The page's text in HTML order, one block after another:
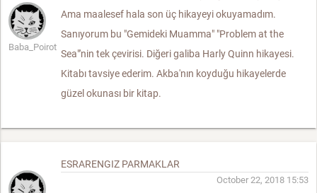
Baba_Poirot
Ama maalesef hala son üç hikayeyi okuyamadım.
Sanıyorum bu "Gemideki Muamma" "Problem at the
Sea"'nin tek çevirisi. Diğeri galiba Harly Quinn hikayesi.
Kitabı tavsiye ederim. Akba'nın koyduğu hikayelerde
güzel okunası bir kitap.
ESRARENGIZ PARMAKLAR
October 22, 2018 15:53